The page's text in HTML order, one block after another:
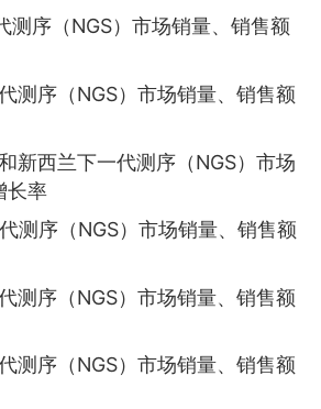
测序（NGS）市场销量、销售额
测序（NGS）市场销量、销售额
新西兰下一代测序（NGS）市场
长率
测序（NGS）市场销量、销售额
测序（NGS）市场销量、销售额
测序（NGS）市场销量、销售额